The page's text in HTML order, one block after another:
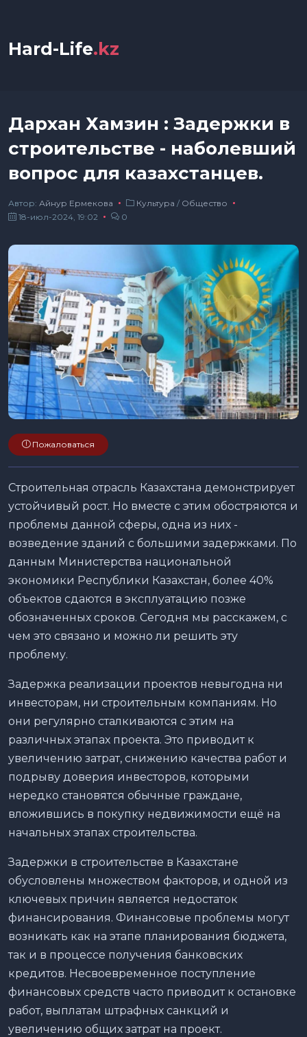
Hard-Life.kz
Дархан Хамзин : Задержки в
строительстве - наболевший
вопрос для казахстанцев.
Автор: Айнур Ермекова Культура / Общество
18-июл-2024, 19:02
0
Пожаловаться
Строительная отрасль Казахстана демонстрирует
устойчивый рост. Но вместе с этим обостряются и
проблемы данной сферы, одна из них -
возведение зданий с большими задержками. По
данным Министерства национальной
экономики Республики Казахстан, более 40%
объектов сдаются в эксплуатацию позже
обозначенных сроков. Сегодня мы расскажем, с
чем это связано и можно ли решить эту
проблему.
Задержка реализации проектов невыгодна ни
инвесторам, ни строительным компаниям. Но
они регулярно сталкиваются с этим на
различных этапах проекта. Это приводит к
увеличению затрат, снижению качества работ и
подрыву доверия инвесторов, которыми
нередко становятся обычные граждане,
вложившись в покупку недвижимости ещё на
начальных этапах строительства.
Задержки в строительстве в Казахстане
обусловлены множеством факторов, и одной из
ключевых причин является недостаток
финансирования. Финансовые проблемы могут
возникать как на этапе планирования бюджета,
так и в процессе получения банковских
кредитов. Несвоевременное поступление
финансовых средств часто приводит к остановке
работ, выплатам штрафных санкций и
увеличению общих затрат на проект.